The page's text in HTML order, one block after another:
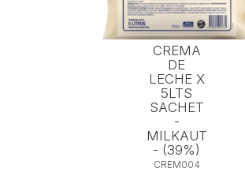
CREMA
DE
LECHE X
5LTS
SACHET
-
MILKAUT
- (39%)
CREM004